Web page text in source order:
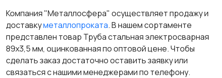
Компания "Металлосфера" осуществляет продажу и
доставкуметаллопроката. В нашем сортаменте
представлен товар Труба стальная электросварная
89x3,5 мм, оцинкованная по оптовой цене. Чтобы
сделать заказ достаточно оставить заявку или
связаться с нашими менеджерами по телефону.